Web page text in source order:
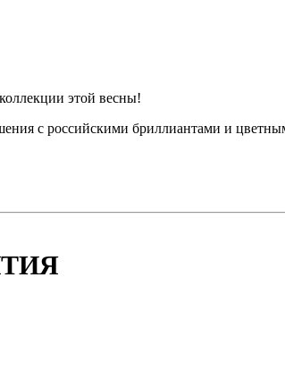
этой весны!
с российскими бриллиантами и